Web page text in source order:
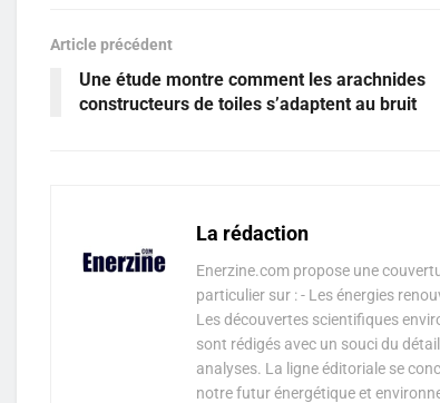
Article précédent
Une étude montre comment les arachnides
constructeurs de toiles s’adaptent au bruit
La rédaction
Enerzine.com propose une
particulier sur : - Les énergies
Les découvertes scientifiques
sont rédigés avec un souci du
analyses. La ligne éditoriale se
notre futur énergétique et